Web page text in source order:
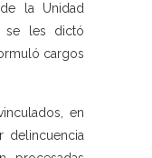
la Unidad
se les dictó
cargos
en
delincuencia